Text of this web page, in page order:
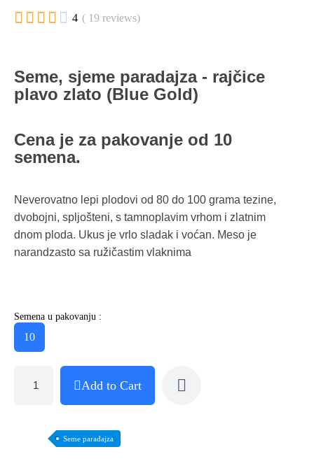
     4 ( 19 reviews)
Seme, sjeme paradajza - rajčice
plavo zlato (Blue Gold)
Cena je za pakovanje od 10
semena.
Neverovatno lepi plodovi od 80 do 100 grama tezine,
dvobojni, spljošteni, s tamnoplavim vrhom i zlatnim
dnom ploda. Ukus je vrlo sladak i voćan. Meso je
narandzasto sa ružičastim vlaknima
Semena u pakovanju :
10
Add to Cart
Seme paradajza